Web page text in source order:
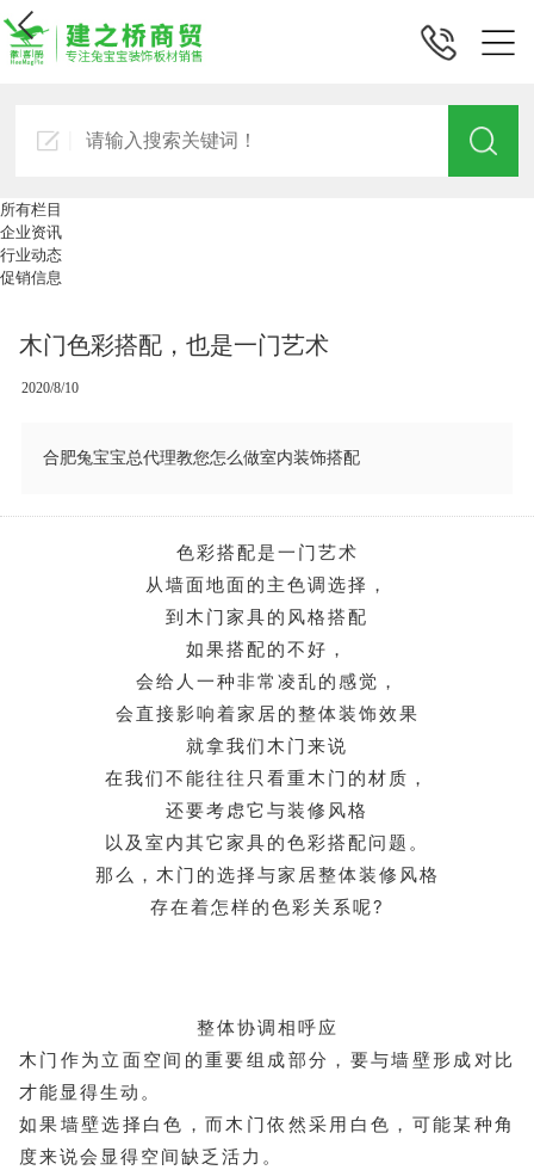
所有栏目
企业资讯
行业动态
促销信息
木门色彩搭配，也是一门艺术
2020/8/10
合肥兔宝宝总代理教您怎么做室内装饰搭配
色彩搭配是一门艺术
从墙面地面的主色调选择，
到木门家具的风格搭配
如果搭配的不好，
会给人一种非常凌乱的感觉，
会直接影响着家居的整体装饰效果
就拿我们木门来说
在我们不能往往只看重木门的材质，
还要考虑它与装修风格
以及室内其它家具的色彩搭配问题。
那么，木门的选择与家居整体装修风格
存在着怎样的色彩关系呢?
整体协调相呼应
木门作为立面空间的重要组成部分，要与墙壁形成对比
才能显得生动。
如果墙壁选择白色，而木门依然采用白色，可能某种角
度来说会显得空间缺乏活力。